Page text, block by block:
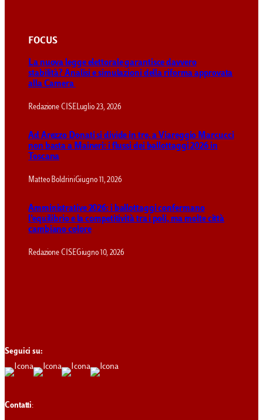
FOCUS
La nuova legge elettorale garantisce davvero
stabilità? Analisi e simulazioni della riforma approvata
alla Camera
Redazione CISELuglio 23, 2026
Ad Arezzo Donati si divide in tre, a Viareggio Marcucci
non basta a Maineri: i flussi dei ballottaggi 2026 in
Toscana
Matteo BoldriniGiugno 11, 2026
Amministrative 2026: i ballottaggi confermano
l’equilibrio e la competitività tra i poli, ma molte città
cambiano colore
Redazione CISEGiugno 10, 2026
Seguici su:
Contatti: